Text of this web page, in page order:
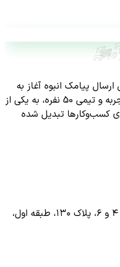
پنل ارسال پیامک انبوه آغاز به
کار کرد و امروز، با بیش از یک دهه تجربه و تیمی 50 نفره، به یکی از
کسب‌وکارها تبدیل شده
قم، ۲۰ متری امام حسین، بین کوچه ۴ و ۶، پلاک ۱۳۰، طبقه اول،